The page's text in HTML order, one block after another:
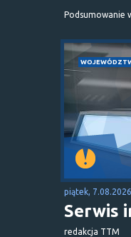
Podsumowanie
piątek, 7.08.2026
Serwis
redakcja TTM